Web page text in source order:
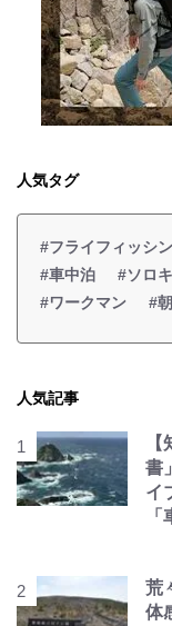
人気タグ
#フライフィッシ
#車中泊
#ソロ
#ワークマン
#
人気記事
書
イ
荒
体